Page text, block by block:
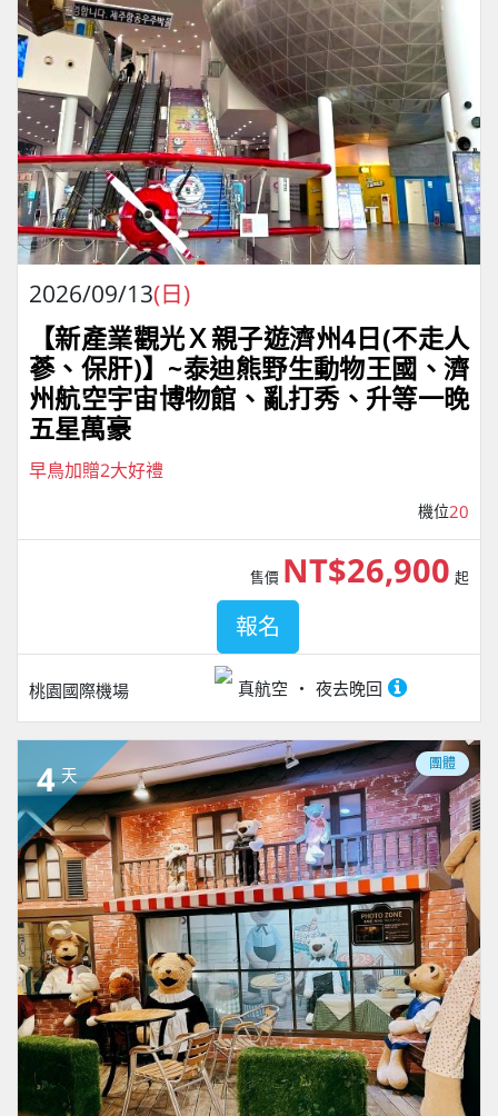
2026/09/13(日)
【新產業觀光Ｘ親子遊濟州4⽇(不走人
蔘、保肝)】~泰迪熊野⽣動物王國、濟
州航空宇宙博物館、亂打秀、升等一晚
五星萬豪
早鳥加贈2大好禮
機位20
桃園國際機場 真航空 夜去晚回
售價 NT$26,900 起
報名
4 天
團體